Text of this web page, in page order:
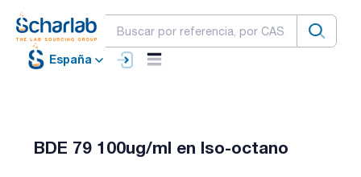
España
BDE 79 100ug/ml en Iso-octano